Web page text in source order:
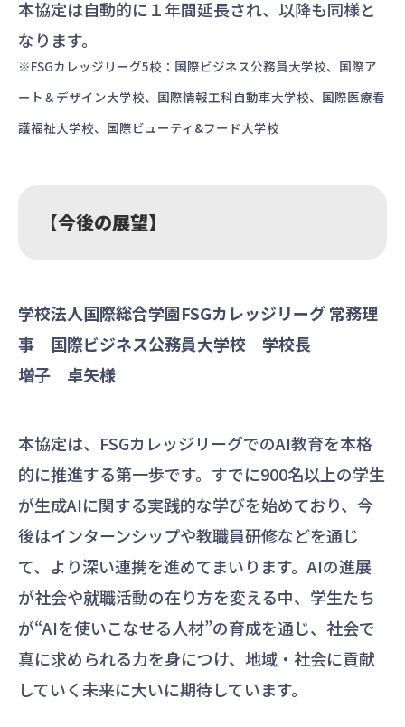
本協定は自動的に１年間延長され、以降も同様と
なります。
※FSGカレッジリーグ5校：国際ビジネス公務員大学校、国際ア
ート＆デザイン大学校、国際情報工科自動車大学校、国際医療看
護福祉大学校、国際ビューティ&フード大学校
【今後の展望】
学校法人国際総合学園FSGカレッジリーグ 常務理
事 国際ビジネス公務員大学校 学校長
増子 卓矢様
本協定は、FSGカレッジリーグでのAI教育を本格
的に推進する第一歩です。すでに900名以上の学生
が生成AIに関する実践的な学びを始めており、今
後はインターンシップや教職員研修などを通じ
て、より深い連携を進めてまいります。AIの進展
が社会や就職活動の在り方を変える中、学生たち
が“AIを使いこなせる人材”の育成を通じ、社会で
真に求められる力を身につけ、地域・社会に貢献
していく未来に大いに期待しています。